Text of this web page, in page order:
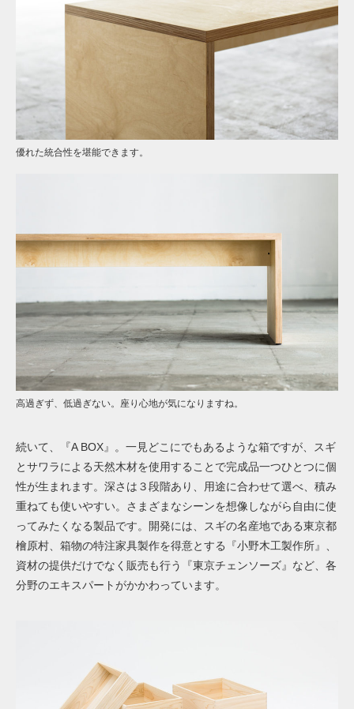
優れた統合性を堪能できます。
高過ぎず、低過ぎない。座り心地が気になりますね。
続いて、『A BOX』。一見どこにでもあるような箱ですが、スギ
とサワラによる天然木材を使用することで完成品一つひとつに個
性が生まれます。深さは３段階あり、用途に合わせて選べ、積み
重ねても使いやすい。さまざまなシーンを想像しながら自由に使
ってみたくなる製品です。開発には、スギの名産地である東京都
檜原村、箱物の特注家具製作を得意とする『小野木工製作所』、
資材の提供だけでなく販売も行う『東京チェンソーズ』など、各
分野のエキスパートがかかわっています。